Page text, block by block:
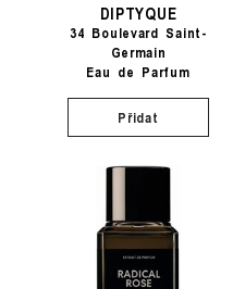
DIPTYQUE
34 Boulevard Saint-
Germain
Eau de Parfum
Přidat